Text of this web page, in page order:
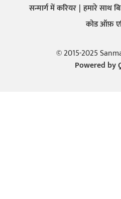
सन्मार्ग में करियर हमारे साथ
कोड ऑफ़
© 2015-2025
Powered by